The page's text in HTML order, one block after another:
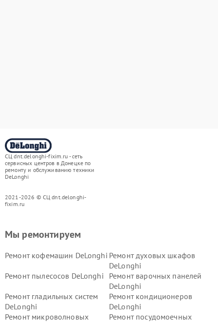
СЦ dnt.delonghi-fixim.ru - сеть
сервисных центров в Донецке по
ремонту и обслуживанию техники
DeLonghi
2021-2026 © СЦ dnt.delonghi-
fixim.ru
Мы ремонтируем
Ремонт кофемашин DeLonghi Ремонт духовых шкафов
DeLonghi
Ремонт пылесосов DeLonghi
Ремонт варочных панелей
DeLonghi
Ремонт гладильных систем
DeLonghi
Ремонт кондиционеров
DeLonghi
Ремонт микроволновых
Ремонт посудомоечных